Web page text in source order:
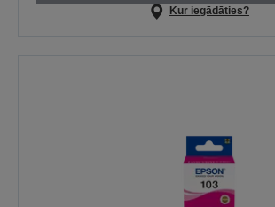
Kur iegādāties?